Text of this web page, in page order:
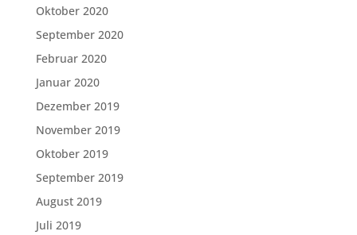
Oktober 2020
September 2020
Februar 2020
Januar 2020
Dezember 2019
November 2019
Oktober 2019
September 2019
August 2019
Juli 2019